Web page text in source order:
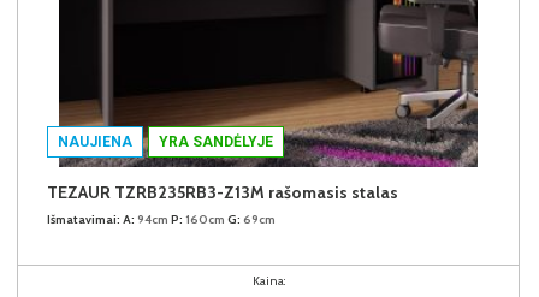
NAUJIENA YRA SANDĖLYJE
TEZAUR TZRB235RB3-Z13M rašomasis stalas
Išmatavimai: A: 94cm P: 160cm G: 69cm
Kaina: